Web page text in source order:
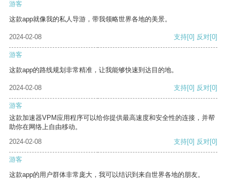
游客
这款app就像我的私人导游，带我领略世界各地的美景。
2024-02-08 支持[0] 反对[0]
游客
这款app的路线规划非常精准，让我能够快速到达目的地。
2024-02-08 支持[0] 反对[0]
游客
这款加速器VPM应用程序可以给你提供最高速度和安全性的连接，并帮
助你在网络上自由移动。
2024-02-08
支持[0] 反对[0]
游客
这款app的用户群体非常庞大，我可以结识到来自世界各地的朋友。